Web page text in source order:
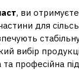
, ви отримуєте
для
вибір
професійна